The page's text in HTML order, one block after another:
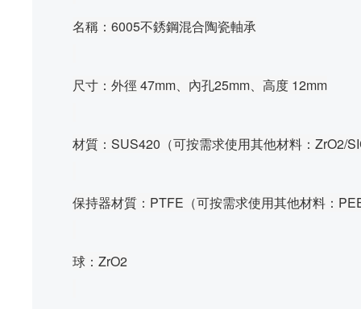
名稱：6005不銹鋼混合陶瓷軸承
尺寸：外徑 47mm、內孔25mm、高度 12mm
材質：SUS420 （可按需求使用其他材料：ZrO2/
保持器材質：PTFE （可按需求使用其他材料：
球：ZrO2